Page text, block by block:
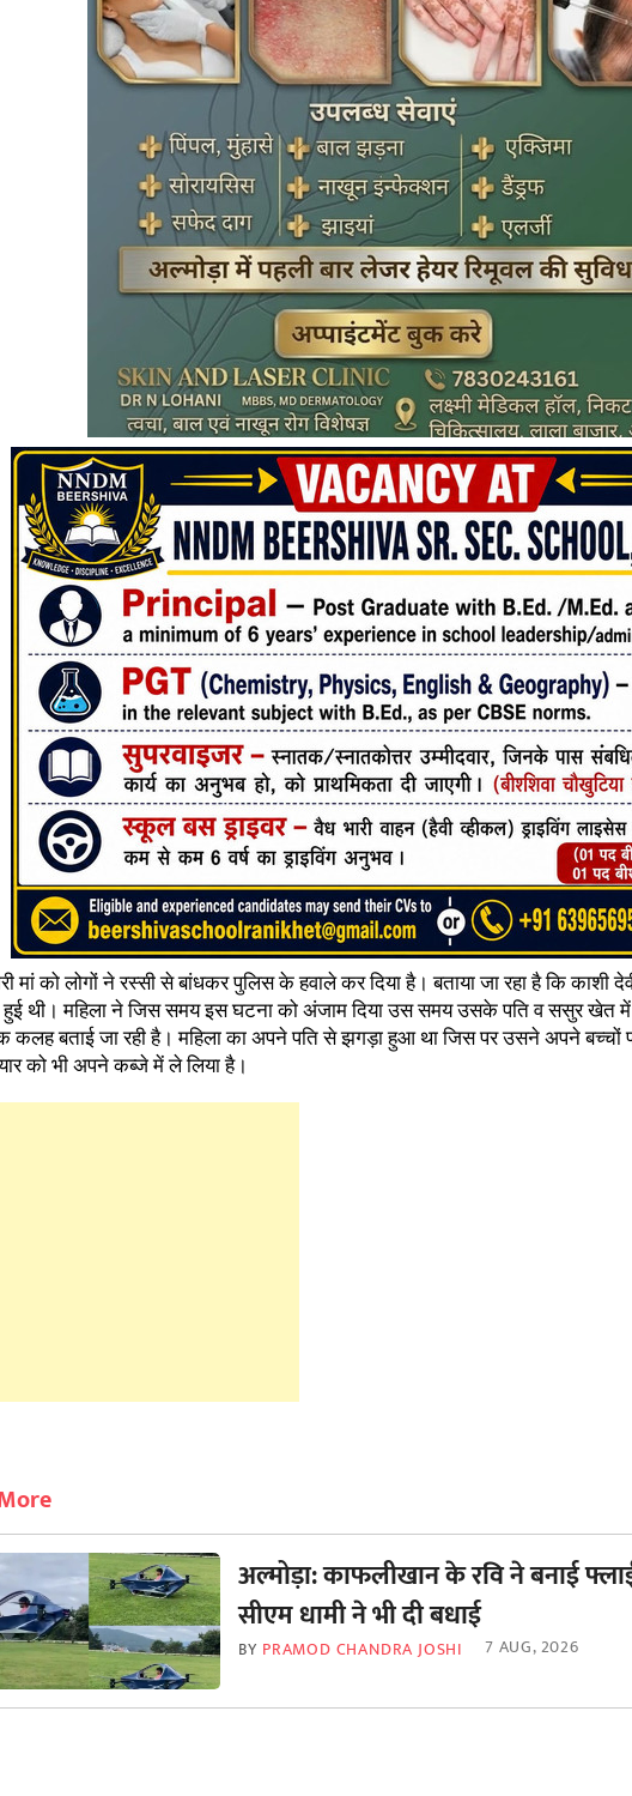
मां को लोगों ने रस्सी से बांधकर पुलिस के हवाले कर दिया है। बताया जा रहा है कि काशी
थी। महिला ने जिस समय इस घटना को अंजाम दिया उस समय उसके पति व ससुर खेत
कलह बताई जा रही है। महिला का अपने पति से झगड़ा हुआ था जिस पर उसने अपने बच्चों
को भी अपने कब्जे में ले लिया है।
अल्मोड़ा: काफलीखान के रवि ने बनाई
सीएम धामी ने भी दी बधाई
BY PRAMOD CHANDRA JOSHI 7 AUG, 2026